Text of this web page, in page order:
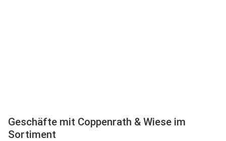
Geschäfte mit Coppenrath & Wiese im
Sortiment